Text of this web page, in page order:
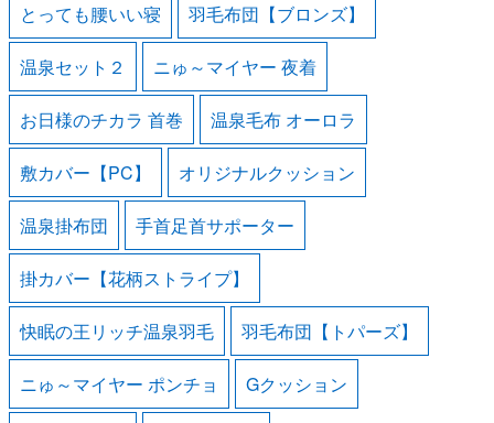
とっても腰いい寝 羽毛布団【ブロンズ】
温泉セット２ ニゅ～マイヤー 夜着
お日様のチカラ 首巻 温泉毛布 オーロラ
敷カバー【PC】 オリジナルクッション
温泉掛布団 手首足首サポーター
掛カバー【花柄ストライプ】
快眠の王リッチ温泉羽毛 羽毛布団【トパーズ】
ニゅ～マイヤー ポンチョ Gクッション